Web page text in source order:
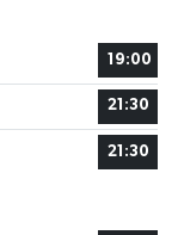
19:00
21:30
21:30